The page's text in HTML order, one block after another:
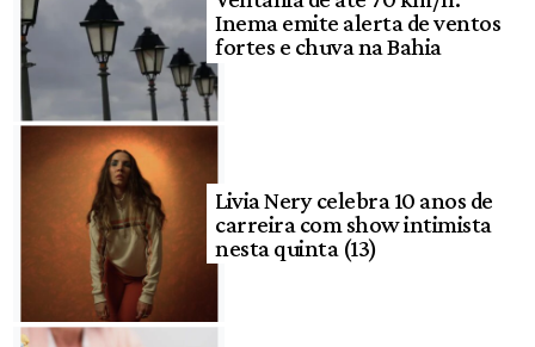
Inema emite alerta de ventos
fortes e chuva na Bahia
Livia Nery celebra 10 anos de
carreira com show intimista
nesta quinta (13)